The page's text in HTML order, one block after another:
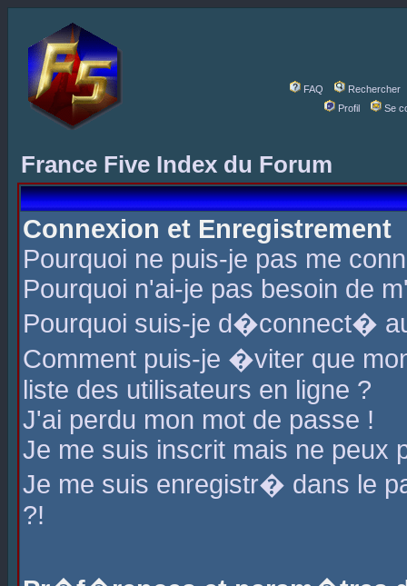
FAQ
Rechercher
Profil
Se
France Five Index du Forum
Connexion et Enregistrement
Pourquoi ne puis-je pas me
Pourquoi n'ai-je pas besoin de
Pourquoi suis-je d�connect�
Comment puis-je �viter que
liste des utilisateurs en ligne ?
J'ai perdu mon mot de passe !
Je me suis inscrit mais ne peux
Je me suis enregistr� dans le
?!